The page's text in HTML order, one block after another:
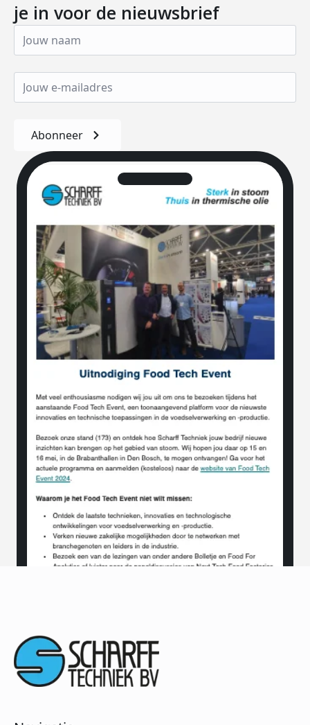
je in voor de nieuwsbrief
Abonneer